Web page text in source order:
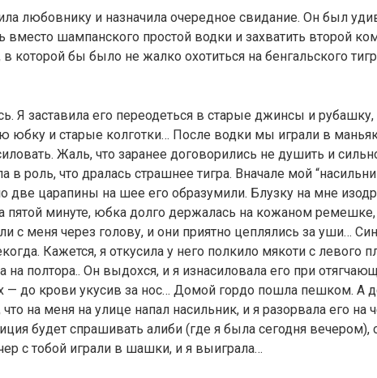
любовнику и назначила очередное свидание. Он был
вместо шампанского простой водки и захватить второй
которой бы было не жалко охотиться на бенгальского
Я заставила его переодеться в старые джинсы и рубашку,
юбку и старые колготки… После водки мы играли в
Жаль, что заранее договорились не душить и
в роль, что дралась страшнее тигра. Вначале мой
две царапины на шее его образумили. Блузку на мне
пятой минуте, юбка долго держалась на кожаном ремешке,
с меня через голову, и они приятно цеплялись за уши…
Кажется, я откусила у него полкило мякоти с левого
на полтора.. Он выдохся, и я изнасиловала его при
— до крови укусив за нос… Домой гордо пошла пешком. А
на меня на улице напал насильник, и я разорвала его на
будет спрашивать алиби (где я была сегодня вечером),
с тобой играли в шашки, и я выиграла…